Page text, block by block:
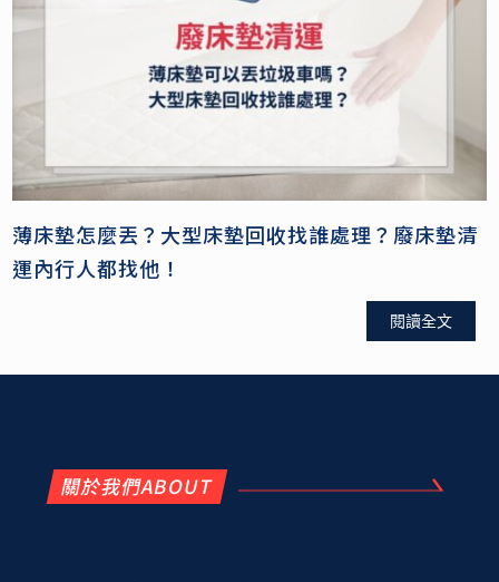
薄床墊怎麼丟？大型床墊回收找誰處理？廢床墊清
運內行人都找他！
閱讀全文
關於我們ABOUT